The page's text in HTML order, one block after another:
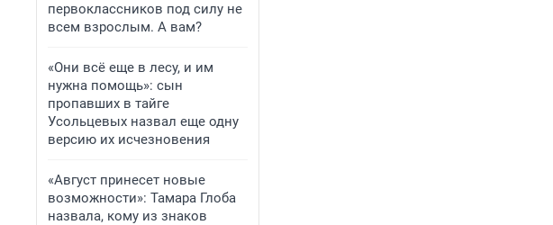
первоклассников под силу не
всем взрослым. А вам?
«Они всё еще в лесу, и им
нужна помощь»: сын
пропавших в тайге
Усольцевых назвал еще одну
версию их исчезновения
«Август принесет новые
возможности»: Тамара Глоба
назвала, кому из знаков